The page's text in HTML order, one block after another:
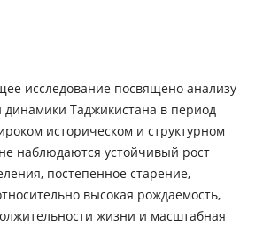
исследование посвящено анализу
динамики Таджикистана в период
историческом и структурном
наблюдаются устойчивый рост
постепенное старение,
высокая рождаемость,
жизни и масштабная